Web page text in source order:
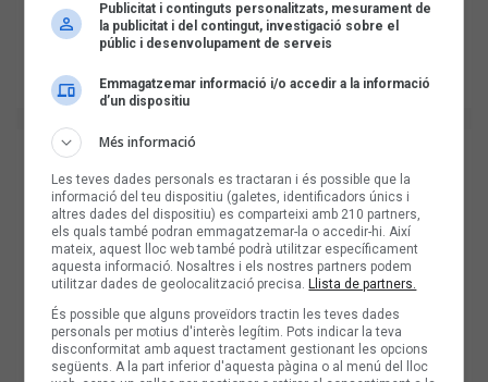
Publicitat i continguts personalitzats, mesurament de
la publicitat i del contingut, investigació sobre el
públic i desenvolupament de serveis
Emmagatzemar informació i/o accedir a la informació
d’un dispositiu
Més informació
Les teves dades personals es tractaran i és possible que la
informació del teu dispositiu (galetes, identificadors únics i
altres dades del dispositiu) es comparteixi amb 210 partners,
els quals també podran emmagatzemar-la o accedir-hi. Així
mateix, aquest lloc web també podrà utilitzar específicament
aquesta informació. Nosaltres i els nostres partners podem
utilitzar dades de geolocalització precisa. Llista de partners.
És possible que alguns proveïdors tractin les teves dades
personals per motius d'interès legítim. Pots indicar la teva
disconformitat amb aquest tractament gestionant les opcions
següents. A la part inferior d'aquesta pàgina o al menú del lloc